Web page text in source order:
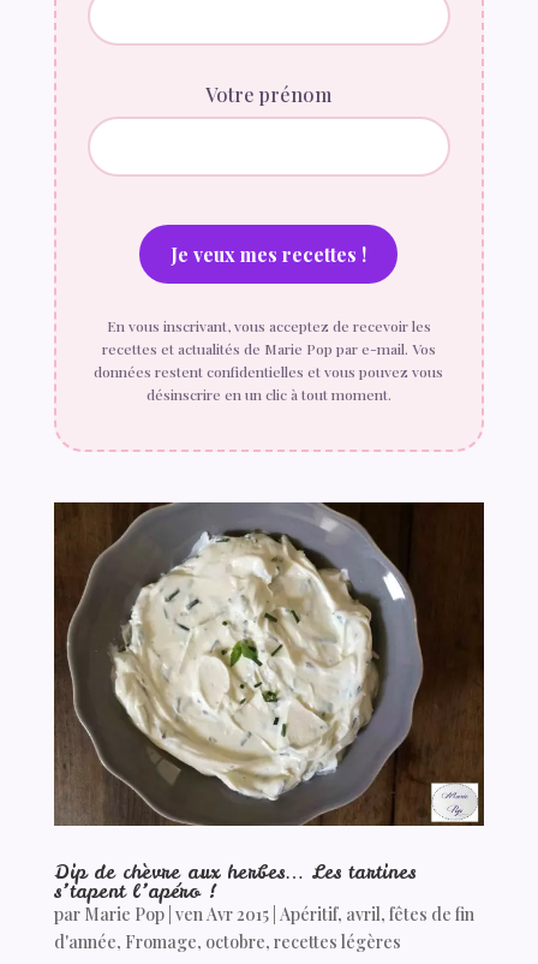
Votre prénom
En vous inscrivant, vous acceptez de recevoir les
recettes et actualités de Marie Pop par e-mail. Vos
données restent confidentielles et vous pouvez vous
désinscrire en un clic à tout moment.
Dip de chèvre aux herbes… Les tartines
s’tapent l’apéro !
par Marie Pop| ven Avr 2015| Apéritif, avril, fêtes de fin
d'année, Fromage, octobre, recettes légères